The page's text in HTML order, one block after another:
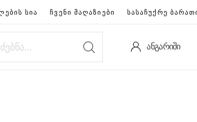
ᲡᲘᲐ ᲩᲕᲔᲜᲘ ᲛᲐᲦᲐᲖᲘᲔᲑᲘ ᲡᲐᲡᲐᲩᲣᲥᲠᲔ
ᲐᲜᲒᲐᲠᲘᲨᲘ